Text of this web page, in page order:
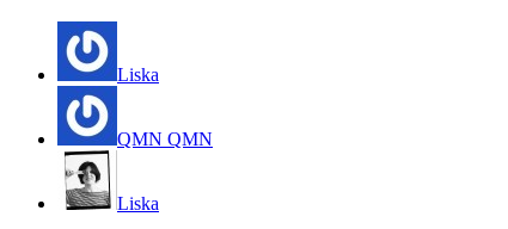
Liska
QMN QMN
Liska